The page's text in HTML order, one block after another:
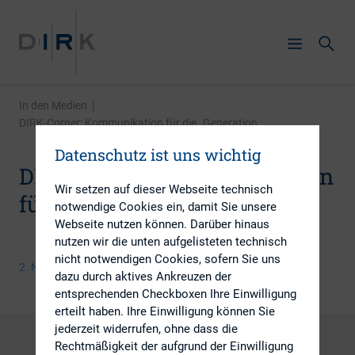
In den Medien |
DIRK-Corner: Kommunikation für die „Generation ...
DIRK-Corner: Kommunikation
für die „Generation Aktie“
2. November 2022
Datenschutz ist uns wichtig
Wir setzen auf dieser Webseite technisch
notwendige Cookies ein, damit Sie unsere
Webseite nutzen können. Darüber hinaus
nutzen wir die unten aufgelisteten technisch
nicht notwendigen Cookies, sofern Sie uns
dazu durch aktives Ankreuzen der
entsprechenden Checkboxen Ihre Einwilligung
erteilt haben. Ihre Einwilligung können Sie
jederzeit widerrufen, ohne dass die
Rechtmäßigkeit der aufgrund der Einwilligung